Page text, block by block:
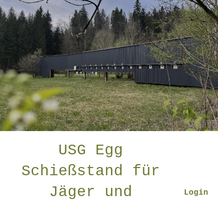
USG Egg
Schießstand für
Jäger und
Login